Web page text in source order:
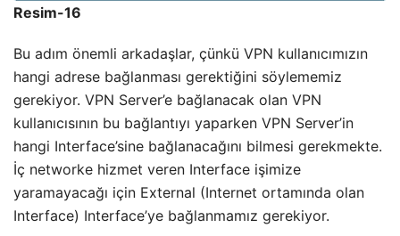
Resim-16
Bu adım önemli arkadaşlar, çünkü VPN kullanıcımızın
hangi adrese bağlanması gerektiğini söylememiz
gerekiyor. VPN Server’e bağlanacak olan VPN
kullanıcısının bu bağlantıyı yaparken VPN Server’in
hangi Interface’sine bağlanacağını bilmesi gerekmekte.
İç networke hizmet veren Interface işimize
yaramayacağı için External (Internet ortamında olan
Interface) Interface’ye bağlanmamız gerekiyor.